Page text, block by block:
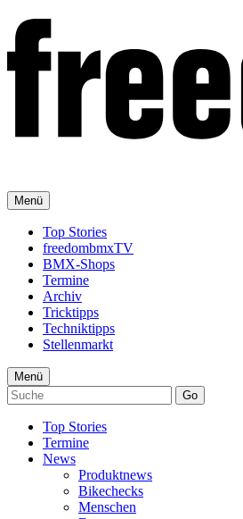
Menü
Top Stories
freedombmxTV
BMX-Shops
Termine
Archiv
Tricktipps
Techniktipps
Stellenmarkt
Menü
Go
Top Stories
Termine
News
Produktnews
Bikechecks
Menschen